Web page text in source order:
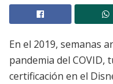
En el 2019, semanas
pandemia del COVID,
certificación en el